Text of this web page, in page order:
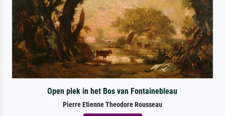
Open plek in het Bos van Fontainebleau
Pierre Etienne Theodore Rousseau